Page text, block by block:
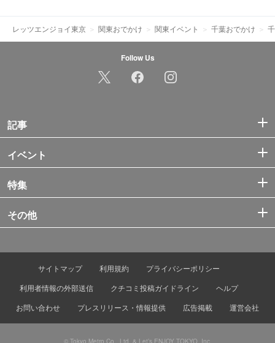
レッツエンジョイ東京 関東おでかけ 関東イベント 千葉おでかけ
Follow Us
記事
イベント
特集
その他
サイトマップ 利用規約
プライバシーポリシー
利用者情報の外部送信
クチコミ投稿ガイドライン
ヘルプ
お問い合わせ
プレスリリース・情報提供 広告掲載 運営会社
© Tokyo Metro Co., Ltd. & Let’s ENJOY TOKYO, Inc.